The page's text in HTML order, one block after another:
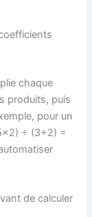
chaque
produits, puis
pour un
÷ (3+2) =
de calculer